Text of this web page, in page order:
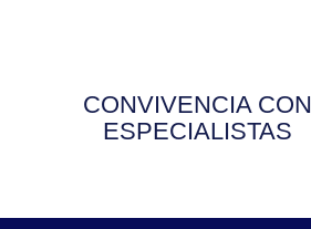
CONVIVENCIA CON
ESPECIALISTAS